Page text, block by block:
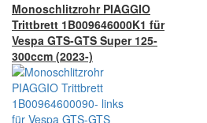
Monoschlitzrohr PIAGGIO
Trittbrett 1B009646000K1 für
Vespa GTS-GTS Super 125-
300ccm (2023-)